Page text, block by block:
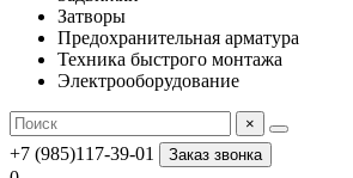
Затворы
Предохранительная арматура
Техника быстрого монтажа
Электрооборудование
×
+7 (985)117-39-01 Заказ звонка